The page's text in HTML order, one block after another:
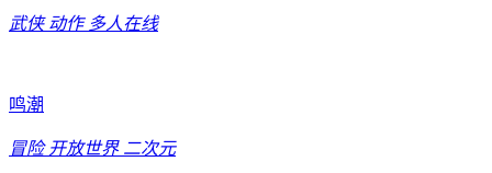
武侠 动作 多人在线
鸣潮
冒险 开放世界 二次元